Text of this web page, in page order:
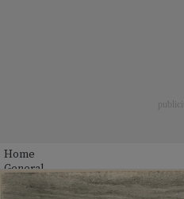
Home
General